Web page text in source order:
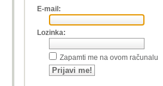
E-mail:
Lozinka:
Zapamti me na ovom računalu